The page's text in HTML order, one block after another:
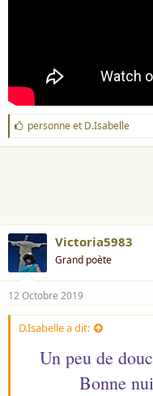
J
'
a
personneet D.Isabelle
Victoria5983
Grand poète
12 Octobre 2019
D.Isabelle a dit:
Un peu de
Bonne